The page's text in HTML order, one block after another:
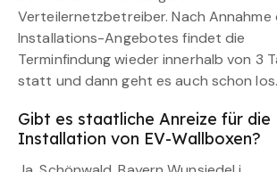
Verteilernetzbetreiber. Nach Annahme
Installations-Angebotes findet die
Terminfindung wieder innerhalb von 3
statt und dann geht es auch schon los.
Gibt es staatliche Anreize für die
Installation von EV-Wallboxen?